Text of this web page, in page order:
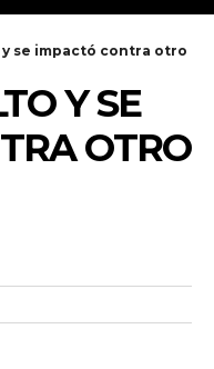
se impactó contra otro
Y SE
OTRO